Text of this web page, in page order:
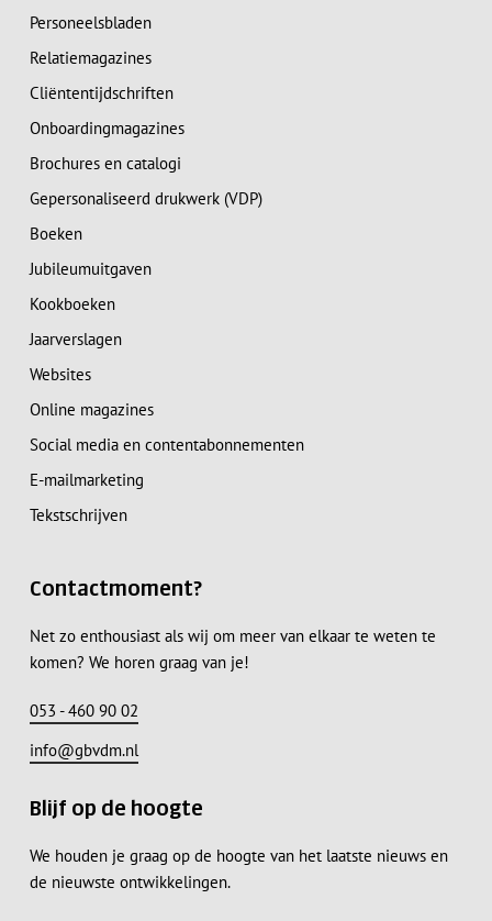
Personeelsbladen
Relatiemagazines
Cliëntentijdschriften
Onboardingmagazines
Brochures en catalogi
Gepersonaliseerd drukwerk (VDP)
Boeken
Jubileumuitgaven
Kookboeken
Jaarverslagen
Websites
Online magazines
Social media en contentabonnementen
E-mailmarketing
Tekstschrijven
Contactmoment?
Net zo enthousiast als wij om meer van elkaar te weten te
komen? We horen graag van je!
053 - 460 90 02
info@gbvdm.nl
Blijf op de hoogte
We houden je graag op de hoogte van het laatste nieuws en
de nieuwste ontwikkelingen.